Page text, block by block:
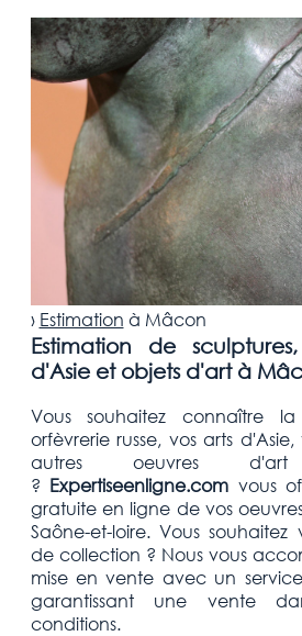
› Estimation à Mâcon
Estimation de
d'Asie et objets d'art à
Vous souhaitez connaître
orfèvrerie russe, vos arts
autres oeuvres
? Expertiseenligne.com vous
gratuiteen ligne de vos
Saône-et-loire. Vous
de collection ? Nous vous
mise en vente avec un
garantissant une vente
conditions.